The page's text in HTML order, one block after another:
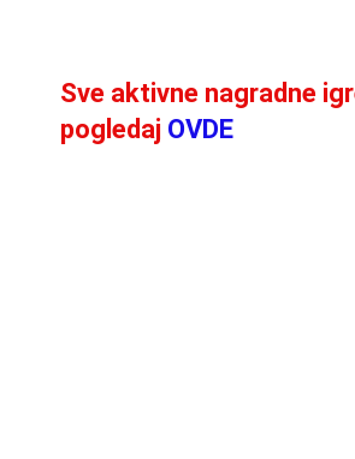
Sve aktivne nagradne
pogledaj OVDE